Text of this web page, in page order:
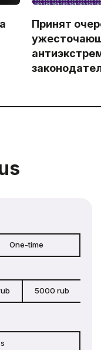
Принят
One-time
5000 rub